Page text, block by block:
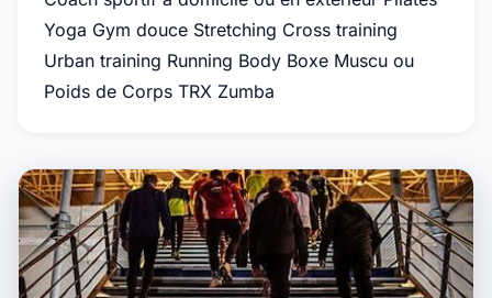
Yoga Gym douce Stretching Cross training
Urban training Running Body Boxe Muscu ou
Poids de Corps TRX Zumba